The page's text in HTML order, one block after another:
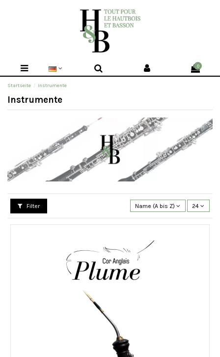
0
Startseite Instrumente
Instrumente
Filter Name (A bis Z) 24